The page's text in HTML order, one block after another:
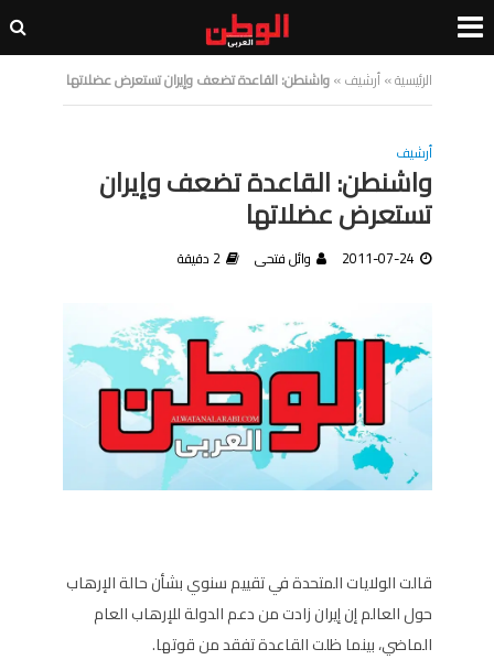
الرئيسية»أرشيف»واشنطن: القاعدة تضعف وإيران تستعرض عضلاتها
أرشيف
واشنطن: القاعدة تضعف وإيران
تستعرض عضلاتها
2011-07-24 وائل فتحى 2 دقيقة
قالت الولايات المتحدة في تقييم سنوي بشأن حالة الإرهاب
حول العالم إن إيران زادت من دعم الدولة للإرهاب العام
الماضي، بينما ظلت القاعدة تفقد من قوتها.